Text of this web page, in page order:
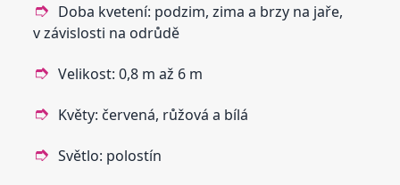
Doba kvetení: podzim, zima a brzy na jaře,
v závislosti na odrůdě
Velikost: 0,8 m až 6 m
Květy: červená, růžová a bílá
Světlo: polostín